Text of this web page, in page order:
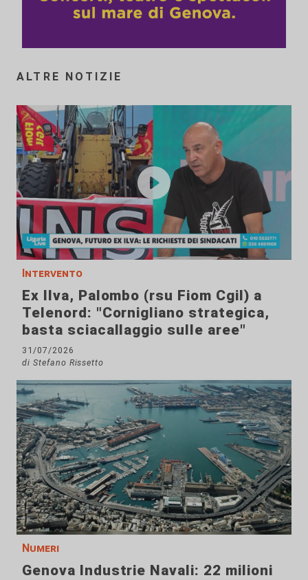
ALTRE NOTIZIE
Intervento
Ex Ilva, Palombo (rsu Fiom Cgil) a
Telenord: "Cornigliano strategica,
basta sciacallaggio sulle aree"
31/07/2026
di Stefano Rissetto
Numeri
Genova Industrie Navali: 22 milioni